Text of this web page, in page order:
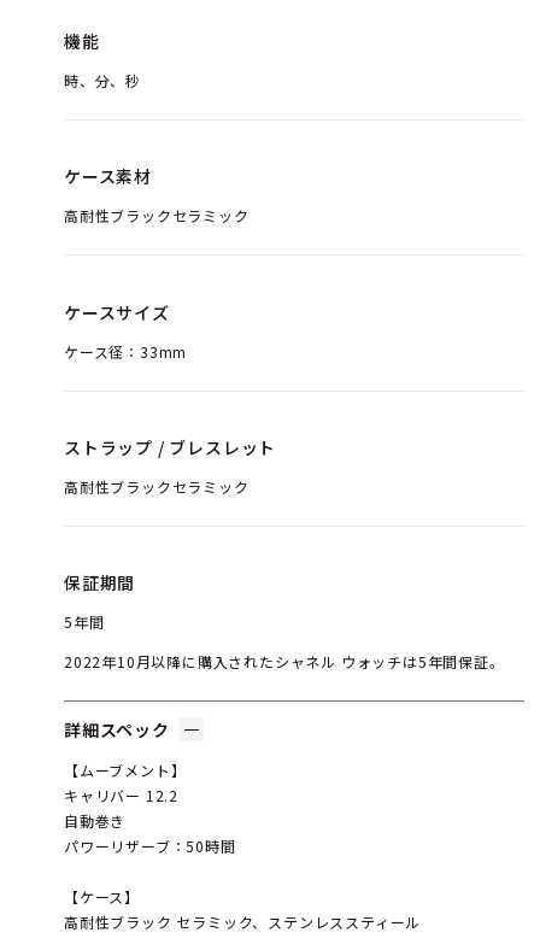
機能
時、分、秒
ケース素材
高耐性ブラックセラミック
ケースサイズ
ケース径：33mm
ストラップ / ブレスレット
高耐性ブラックセラミック
保証期間
5年間
2022年10月以降に購入されたシャネル ウォッチは5年間保証。
詳細スペック
【ムーブメント】
キャリバー 12.2
自動巻き
パワーリザーブ：50時間
【ケース】
高耐性ブラック セラミック、ステンレススティール